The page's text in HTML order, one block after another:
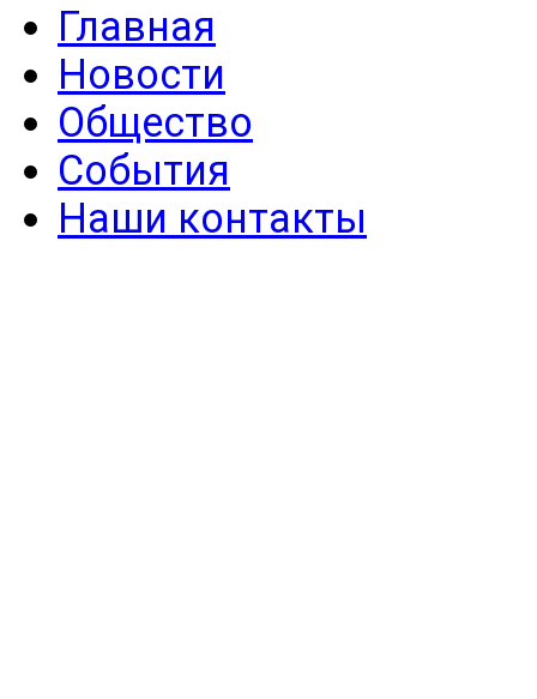
Главная
Новости
Общество
События
Наши контакты